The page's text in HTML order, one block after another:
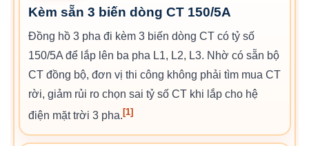
Kèm sẵn 3 biến dòng CT 150/5A
Đồng hồ 3 pha đi kèm 3 biến dòng CT có tỷ số
150/5A để lắp lên ba pha L1, L2, L3. Nhờ có sẵn bộ
CT đồng bộ, đơn vị thi công không phải tìm mua CT
rời, giảm rủi ro chọn sai tỷ số CT khi lắp cho hệ
điện mặt trời 3 pha. [1]